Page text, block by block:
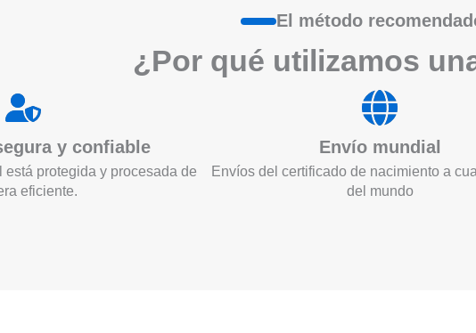
El método
¿Por qué utilizamos
y confiable
protegida y procesada de
eficiente.
Envío mundial
Envíos del certificado de nacimiento a
del mundo